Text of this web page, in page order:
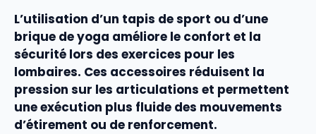
L’utilisation d’un tapis de sport ou d’une
brique de yoga améliore le confort et la
sécurité lors des exercices pour les
lombaires. Ces accessoires réduisent la
pression sur les articulations et permettent
une exécution plus fluide des mouvements
d’étirement ou de renforcement.